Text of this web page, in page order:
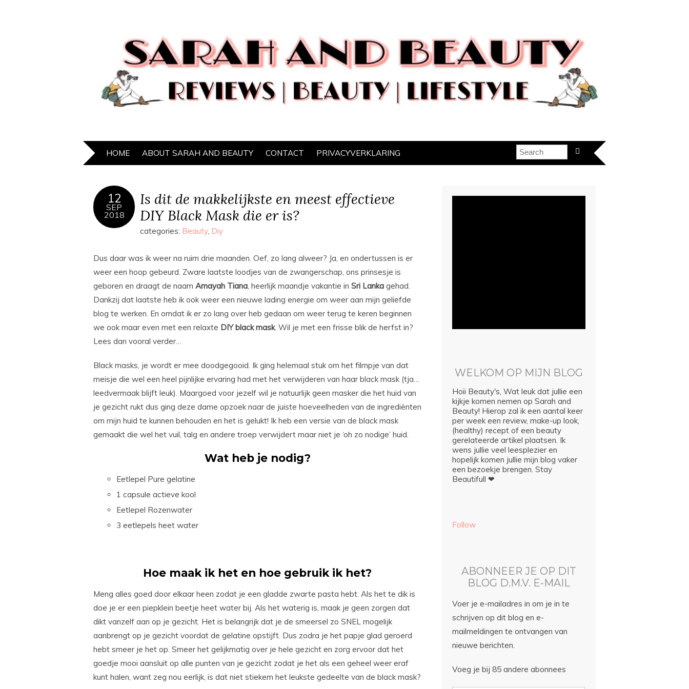
HOME ABOUT SARAH AND BEAUTY CONTACT PRIVACYVERKLARING
12
SEP
2018
Is dit de makkelijkste en meest effectieve
DIY Black Mask die er is?
categories: Beauty, Diy
Dus daar was ik weer na ruim drie maanden. Oef, zo lang alweer? Ja, en ondertussen is er
weer een hoop gebeurd. Zware laatste loodjes van de zwangerschap, ons prinsesje is
geboren en draagt de naam Amayah Tiana, heerlijk maandje vakantie in Sri Lanka gehad.
Dankzij dat laatste heb ik ook weer een nieuwe lading energie om weer aan mijn geliefde
blog te werken. En omdat ik er zo lang over heb gedaan om weer terug te keren beginnen
we ook maar even met een relaxte DIY black mask. Wil je met een frisse blik de herfst in?
Lees dan vooral verder…
Black masks, je wordt er mee doodgegooid. Ik ging helemaal stuk om het filmpje van dat
meisje die wel een heel pijnlijke ervaring had met het verwijderen van haar black mask (tja…
leedvermaak blijft leuk). Maargoed voor jezelf wil je natuurlijk geen masker die het huid van
je gezicht rukt dus ging deze dame opzoek naar de juiste hoeveelheden van de ingrediënten
om mijn huid te kunnen behouden en het is gelukt! Ik heb een versie van de black mask
gemaakt die wel het vuil, talg en andere troep verwijdert maar niet je ‘oh zo nodige’ huid.
Wat heb je nodig?
Eetlepel Pure gelatine
1 capsule actieve kool
Eetlepel Rozenwater
3 eetlepels heet water
Hoe maak ik het en hoe gebruik ik het?
Meng alles goed door elkaar heen zodat je een gladde zwarte pasta hebt. Als het te dik is
doe je er een piepklein beetje heet water bij. Als het waterig is, maak je geen zorgen dat
dikt vanzelf aan op je gezicht. Het is belangrijk dat je de smeersel zo SNEL mogelijk
aanbrengt op je gezicht voordat de gelatine opstijft. Dus zodra je het papje glad geroerd
hebt smeer je het op. Smeer het gelijkmatig over je hele gezicht en zorg ervoor dat het
goedje mooi aansluit op alle punten van je gezicht zodat je het als een geheel weer eraf
kunt halen, want zeg nou eerlijk, is dat niet stiekem het leukste gedeelte van de black mask?
WELKOM OP MIJN BLOG
Hoii Beauty's, Wat leuk dat jullie een
kijkje komen nemen op Sarah and
Beauty! Hierop zal ik een aantal keer
per week een review, make-up look,
(healthy) recept of een beauty
gerelateerde artikel plaatsen. Ik
wens jullie veel leesplezier en
hopelijk komen jullie mijn blog vaker
een bezoekje brengen. Stay
Beautifull ❤
Follow
ABONNEER JE OP DIT
BLOG D.M.V. E-MAIL
Voer je e-mailadres in om je in te
schrijven op dit blog en e-
mailmeldingen te ontvangen van
nieuwe berichten.
Voeg je bij 85 andere abonnees